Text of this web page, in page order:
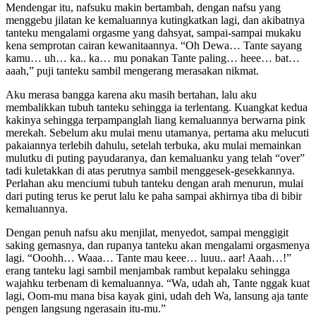
Mendengar itu, nafsuku makin bertambah, dengan nafsu yang
menggebu jilatan ke kemaluannya kutingkatkan lagi, dan akibatnya
tanteku mengalami orgasme yang dahsyat, sampai-sampai mukaku
kena semprotan cairan kewanitaannya. “Oh Dewa… Tante sayang
kamu… uh… ka.. ka… mu ponakan Tante paling… heee… bat…
aaah,” puji tanteku sambil mengerang merasakan nikmat.
Aku merasa bangga karena aku masih bertahan, lalu aku
membalikkan tubuh tanteku sehingga ia terlentang. Kuangkat kedua
kakinya sehingga terpampanglah liang kemaluannya berwarna pink
merekah. Sebelum aku mulai menu utamanya, pertama aku melucuti
pakaiannya terlebih dahulu, setelah terbuka, aku mulai memainkan
mulutku di puting payudaranya, dan kemaluanku yang telah “over”
tadi kuletakkan di atas perutnya sambil menggesek-gesekkannya.
Perlahan aku menciumi tubuh tanteku dengan arah menurun, mulai
dari puting terus ke perut lalu ke paha sampai akhirnya tiba di bibir
kemaluannya.
Dengan penuh nafsu aku menjilat, menyedot, sampai menggigit
saking gemasnya, dan rupanya tanteku akan mengalami orgasmenya
lagi. “Ooohh… Waaa… Tante mau keee… luuu.. aar! Aaah…!”
erang tanteku lagi sambil menjambak rambut kepalaku sehingga
wajahku terbenam di kemaluannya. “Wa, udah ah, Tante nggak kuat
lagi, Oom-mu mana bisa kayak gini, udah deh Wa, lansung aja tante
pengen langsung ngerasain itu-mu.”